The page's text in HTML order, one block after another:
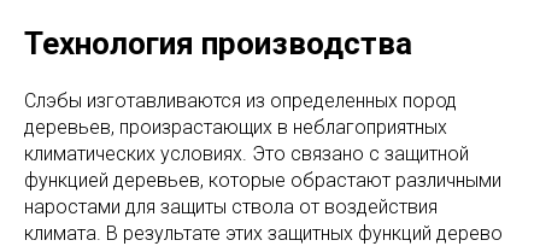
Технология производства
Слэбы изготавливаются из определенных пород
деревьев, произрастающих в неблагоприятных
климатических условиях. Это связано с защитной
функцией деревьев, которые обрастают различными
наростами для защиты ствола от воздействия
климата. В результате этих защитных функций дерево